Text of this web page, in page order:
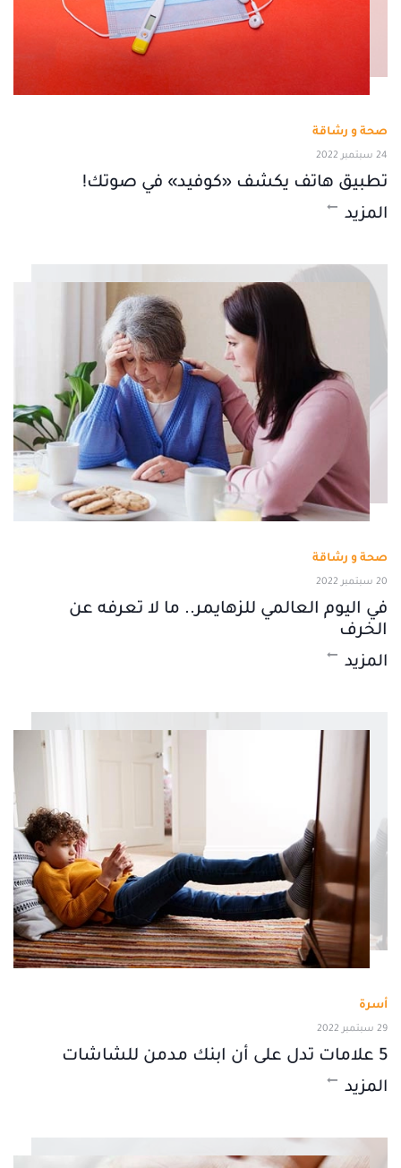
صحة و رشاقة
24 سبتمبر 2022
تطبيق هاتف يكشف «كوفيد» في صوتك!
المزيد
صحة و رشاقة
20 سبتمبر 2022
في اليوم العالمي للزهايمر.. ما لا تعرفه عن
الخرف
المزيد
أسرة
29 سبتمبر 2022
5 علامات تدل على أن ابنك مدمن للشاشات
المزيد